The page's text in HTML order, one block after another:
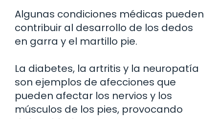
Algunas condiciones médicas pueden
contribuir al desarrollo de los dedos
en garra y el martillo pie.
La diabetes, la artritis y la neuropatía
son ejemplos de afecciones que
pueden afectar los nervios y los
músculos de los pies, provocando